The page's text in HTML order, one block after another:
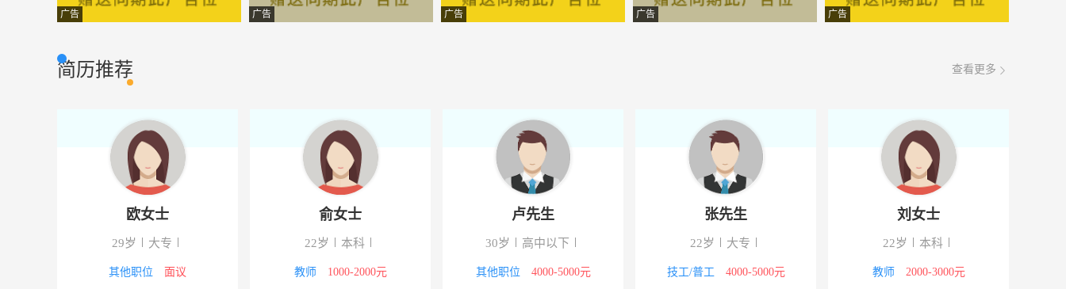
办公文员 办公文员 广州芬多贸易有限公司 -从化 面议 08-09
业务跟单 市场营销
技术经理 市场营销 广州坤江汽车配件工业制造有限公司 08-09
仓库管理员 普通工人 深圳市正邦物流有限公司 08-09
办公文员 广州富欣织造有限公司 08-09
财会审计 广州富欣织造有限公司 -从化 08-09
广告 广告 广告 广告 广告
简历推荐 查看更多
欧女士
29岁 大专
其他职位 面议
俞女士
22岁 本科
教师 1000-2000元
卢先生
30岁 高中以下
其他职位 4000-5000元
张先生
22岁 大专
技工/普工 4000-5000元
刘女士
22岁 本科
教师 2000-3000元